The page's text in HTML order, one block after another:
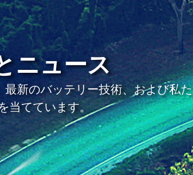
ニュース
新のバッテリー技術、および私
当てています。